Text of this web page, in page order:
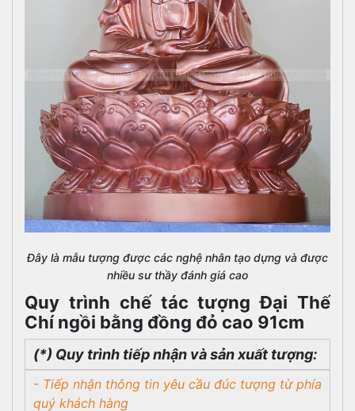
Đây là mẫu tượng được các nghệ nhân tạo dựng và được
nhiều sư thầy đánh giá cao
Quy trình chế tác tượng Đại Thế
Chí ngồi bằng đồng đỏ cao 91cm
(*) Quy trình tiếp nhận và sản xuất tượng:
- Tiếp nhận thông tin yêu cầu đúc tượng từ phía
quý khách hàng